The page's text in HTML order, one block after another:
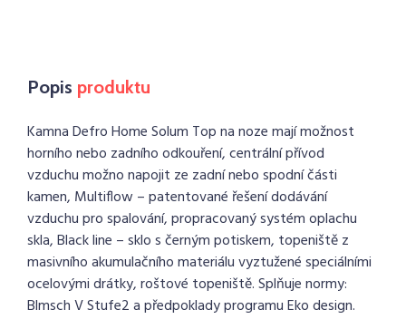
Popis produktu
Kamna Defro Home Solum Top na noze mají možnost
horního nebo zadního odkouření, centrální přívod
vzduchu možno napojit ze zadní nebo spodní části
kamen, Multiflow – patentované řešení dodávání
vzduchu pro spalování, propracovaný systém oplachu
skla, Black line – sklo s černým potiskem, topeniště z
masivního akumulačního materiálu vyztužené speciálními
ocelovými drátky, roštové topeniště. Splňuje normy:
Blmsch V Stufe2 a předpoklady programu Eko design.